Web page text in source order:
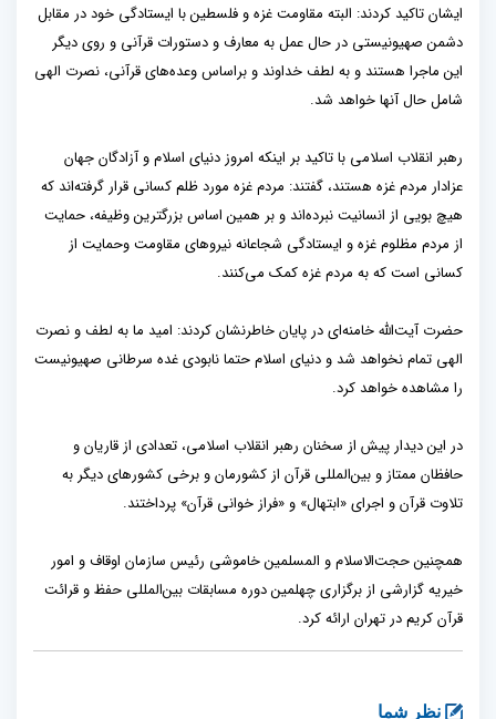
ایشان تاکید کردند: البته مقاومت غزه و فلسطین با ایستادگی خود در مقابل
دشمن صهیونیستی در حال عمل به معارف و دستورات قرآنی و روی دیگر
این ماجرا هستند و به لطف خداوند و براساس وعده‌های قرآنی، نصرت الهی
شامل حال آنها خواهد شد.
رهبر انقلاب اسلامی با تاکید بر اینکه امروز دنیای اسلام و آزادگان جهان
عزادار مردم غزه هستند، گفتند: مردم غزه مورد ظلم کسانی قرار گرفته‌اند که
هیچ بویی از انسانیت نبرده‌اند و بر همین اساس بزرگترین وظیفه، حمایت
از مردم مظلوم غزه و ایستادگی شجاعانه نیروهای مقاومت وحمایت از
کسانی است که به مردم غزه کمک می‌کنند.
حضرت آیت‌الله خامنه‌ای در پایان خاطرنشان کردند: امید ما به لطف و نصرت
الهی تمام نخواهد شد و دنیای اسلام حتما نابودی غده سرطانی صهیونیست
را مشاهده خواهد کرد.
در این دیدار پیش از سخنان رهبر انقلاب اسلامی، تعدادی از قاریان و
حافظان ممتاز و بین‌المللی قرآن از کشورمان و برخی کشورهای دیگر به
تلاوت قرآن و اجرای «ابتهال» و «فراز خوانی قرآن» پرداختند.
همچنین حجت‌الاسلام و المسلمین خاموشی رئیس سازمان اوقاف و امور
خیریه گزارشی از برگزاری چهلمین دوره مسابقات بین‌المللی حفظ و قرائت
قرآن کریم در تهران ارائه کرد.
نظر شما